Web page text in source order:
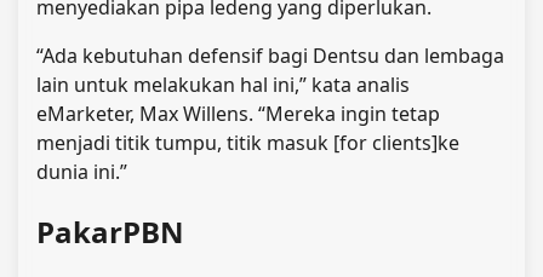
menyediakan pipa ledeng yang diperlukan.
“Ada kebutuhan defensif bagi Dentsu dan lembaga
lain untuk melakukan hal ini,” kata analis
eMarketer, Max Willens. “Mereka ingin tetap
menjadi titik tumpu, titik masuk [for clients]ke
dunia ini.”
PakarPBN